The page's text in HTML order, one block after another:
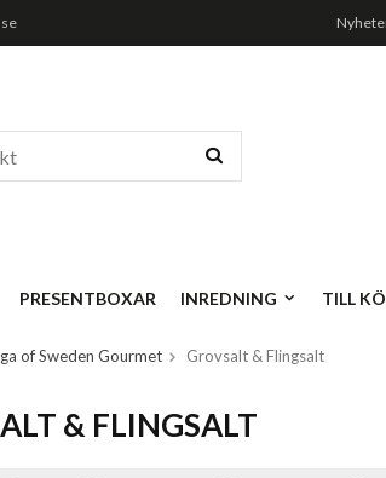
PRESENTBOXAR INREDNING TILL
of Sweden Gourmet Grovsalt & Flingsalt
& FLINGSALT